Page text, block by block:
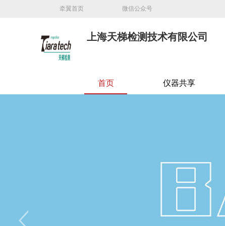
牵翼首页 微信公众号
上海天梯检测技术有限公司
首页 仪器共享